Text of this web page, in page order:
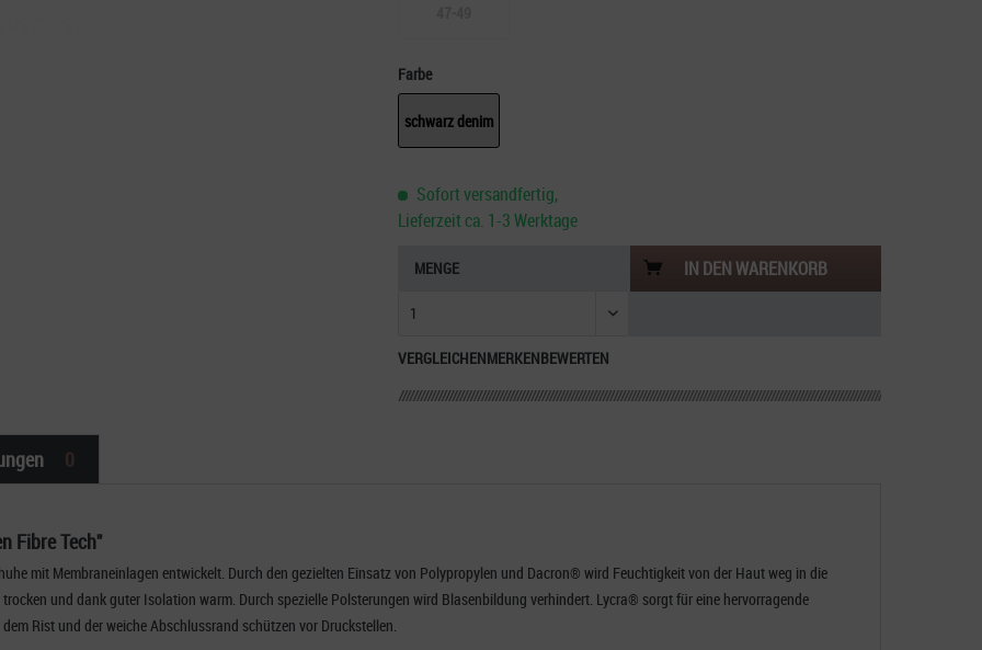
Farbe
schwarz denim
Sofort versandfertig,
Lieferzeit ca. 1-3 Werktage
MENGE IN DENWARENKORB
VERGLEICHENMERKENBEWERTEN
0
Fibre Tech"
mit Membraneinlagen entwickelt. Durch den gezielten Einsatz von Polypropylen und Dacron® wird Feuchtigkeit von der Haut weg in die
und dank guter Isolation warm. Durch spezielle Polsterungen wird Blasenbildung verhindert. Lycra® sorgt für eine hervorragende
Rist und der weiche Abschlussrand schützen vor Druckstellen.